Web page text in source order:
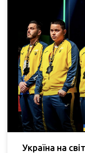
Україна на